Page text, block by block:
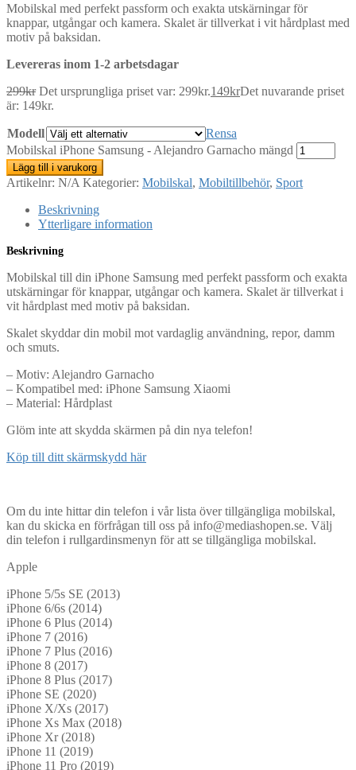
Mobilskal med perfekt passform och exakta utskärningar för
knappar, utgångar och kamera. Skalet är tillverkat i vit hårdplast med
motiv på baksidan.
Levereras inom 1-2 arbetsdagar
299kr Det ursprungliga priset var: 299kr.149krDet nuvarande priset
är: 149kr.
Modell
Rensa
Mobilskal iPhone Samsung - Alejandro Garnacho mängd
Lägg till i varukorg
Artikelnr: N/A Kategorier: Mobilskal, Mobiltillbehör, Sport
Beskrivning
Ytterligare information
Beskrivning
Mobilskal till din iPhone Samsung med perfekt passform och exakta
utskärningar för knappar, utgångar och kamera. Skalet är tillverkat i
vit hårdplast med motiv på baksidan.
Skalet skyddar din mobil mot vardaglig användning, repor, damm
och smuts.
– Motiv: Alejandro Garnacho
– Kompatibel med: iPhone Samsung Xiaomi
– Material: Hårdplast
Glöm inte att skydda skärmen på din nya telefon!
Köp till ditt skärmskydd här
Om du inte hittar din telefon i vår lista över tillgängliga mobilskal,
kan du skicka en förfrågan till oss på info@mediashopen.se. Välj
din telefon i rullgardinsmenyn för att se tillgängliga mobilskal.
Apple
iPhone 5/5s SE (2013)
iPhone 6/6s (2014)
iPhone 6 Plus (2014)
iPhone 7 (2016)
iPhone 7 Plus (2016)
iPhone 8 (2017)
iPhone 8 Plus (2017)
iPhone SE (2020)
iPhone X/Xs (2017)
iPhone Xs Max (2018)
iPhone Xr (2018)
iPhone 11 (2019)
iPhone 11 Pro (2019)